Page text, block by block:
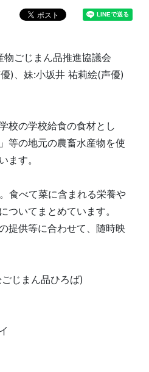
ごじまん品推進協議会
)、妹:小坂井 祐莉絵(声優)
校の学校給食の食材とし
等の地元の農畜水産物を使
ます。
食べて菜に含まれる栄養や
ついてまとめています。
提供等に合わせて、随時映
じまん品ひろば)